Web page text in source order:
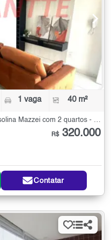
1 vaga 40 m²
Apartamento à Venda na Vila Isolina Mazzei com 2 quartos - 40 m²
R$ 320.000
Contatar